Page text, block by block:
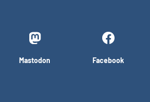
Mastodon Facebook